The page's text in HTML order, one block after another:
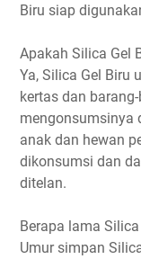
Biru siap
Apakah Silica Gel
Ya, Silica Gel Biru
kertas dan
mengonsumsinya
anak dan hewan
dikonsumsi dan
ditelan.
Berapa lama
Umur simpan